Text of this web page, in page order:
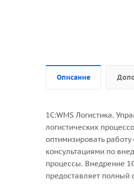
Описание
1С:WMS Логистика.
логистических
оптимизировать
консультациями по
процессы. Внедрение
предоставляет полный